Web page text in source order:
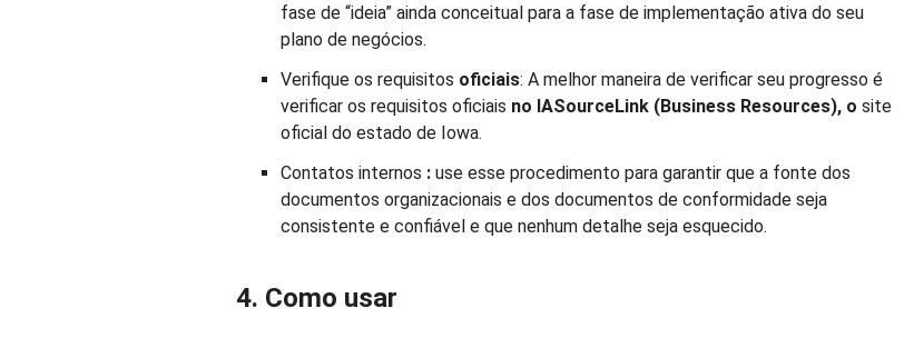
fase de “ideia” ainda conceitual para a fase de implementação ativa do seu
plano de negócios.
Verifique os requisitos oficiais: A melhor maneira de verificar seu progresso é
verificar os requisitos oficiais no IASourceLink (Business Resources), o site
oficial do estado de Iowa.
Contatos internos : use esse procedimento para garantir que a fonte dos
documentos organizacionais e dos documentos de conformidade seja
consistente e confiável e que nenhum detalhe seja esquecido.
4. Como usar